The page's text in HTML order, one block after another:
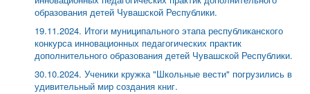
образования детей Чувашской Республики.
19.11.2024. Итоги муниципального этапа республиканского
конкурса инновационных педагогических практик
дополнительного образования детей Чувашской Республики.
30.10.2024. Ученики кружка "Школьные вести" погрузились в
удивительный мир создания книг.